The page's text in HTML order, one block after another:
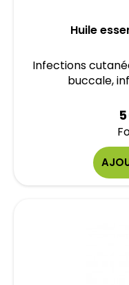
Huile
Infections
buccale,